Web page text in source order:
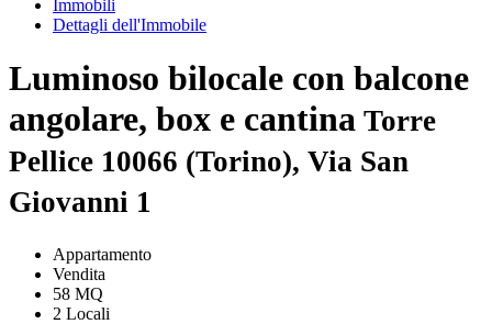
Immobili
Dettagli dell'Immobile
Luminoso bilocale con balcone
angolare, box e cantina Torre
Pellice 10066 (Torino), Via San
Giovanni 1
Appartamento
Vendita
58 MQ
2 Locali